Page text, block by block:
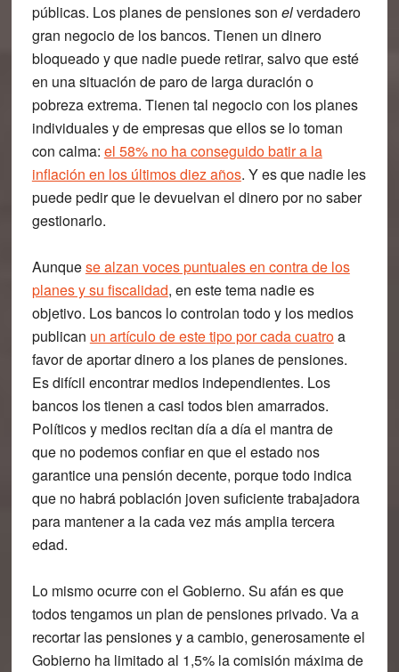
públicas. Los planes de pensiones son elverdadero
gran negocio de los bancos. Tienen un dinero
bloqueado y que nadie puede retirar, salvo que esté
en una situación de paro de larga duración o
pobreza extrema. Tienen tal negocio con los planes
individuales y de empresas que ellos se lo toman
con calma: el 58% no ha conseguido batir a la
inflación en los últimos diez años. Y es que nadie les
puede pedir que le devuelvan el dinero por no saber
gestionarlo.
Aunquese alzan voces puntuales en contra de los
planes y su fiscalidad, en este tema nadie es
objetivo. Los bancos lo controlan todo y los medios
publican un artículo de este tipo por cada cuatroa
favor de aportar dinero a los planes de pensiones.
Es difícil encontrar medios independientes. Los
bancos los tienen a casi todos bien amarrados.
Políticos y medios recitan día a día el mantra de
que no podemos confiar en que el estado nos
garantice una pensión decente, porque todo indica
que no habrá población joven suficiente trabajadora
para mantener a la cada vez más amplia tercera
edad.
Lo mismo ocurre con el Gobierno. Su afán es que
todos tengamos un plan de pensiones privado. Va a
recortar las pensiones y a cambio, generosamente el
Gobierno ha limitado al 1,5% la comisión máxima de